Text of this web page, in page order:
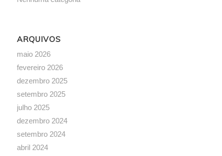
ARQUIVOS
maio 2026
fevereiro 2026
dezembro 2025
setembro 2025
julho 2025
dezembro 2024
setembro 2024
abril 2024